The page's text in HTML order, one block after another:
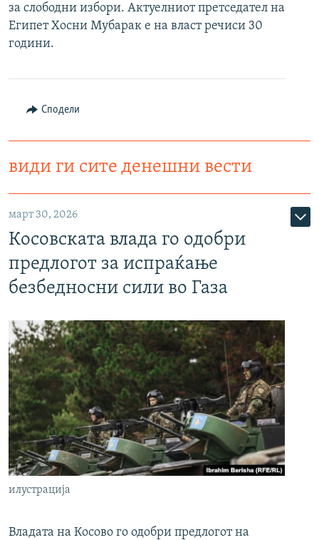
за слободни избори. Актуелниот претседател на
Египет Хосни Мубарак е на власт речиси 30
години.
Сподели
види ги сите денешни вести
март 30, 2026
Косовската влада го одобри
предлогот за испраќање
безбедносни сили во Газа
илустрација
Владата на Косово го одобри предлогот на